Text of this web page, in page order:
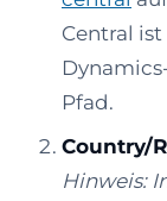
Central
Pfad.
Country/
Hinweis: